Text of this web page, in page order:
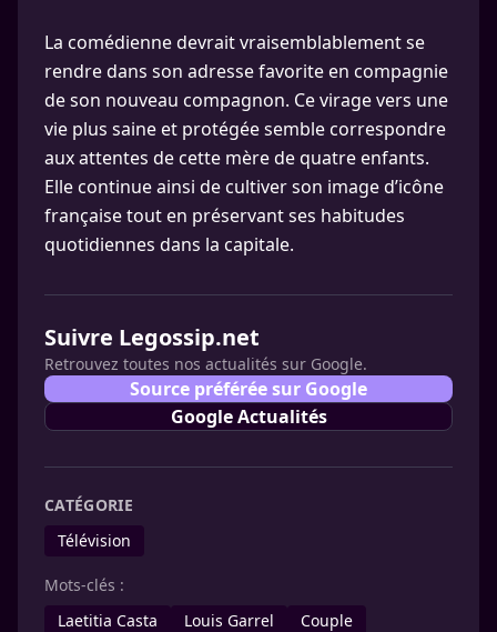
La comédienne devrait vraisemblablement se
rendre dans son adresse favorite en compagnie
de son nouveau compagnon. Ce virage vers une
vie plus saine et protégée semble correspondre
aux attentes de cette mère de quatre enfants.
Elle continue ainsi de cultiver son image d’icône
française tout en préservant ses habitudes
quotidiennes dans la capitale.
Suivre Legossip.net
Retrouvez toutes nos actualités sur Google.
Source préférée sur Google
Google Actualités
CATÉGORIE
Télévision
Mots-clés :
Laetitia Casta
Louis Garrel
Couple